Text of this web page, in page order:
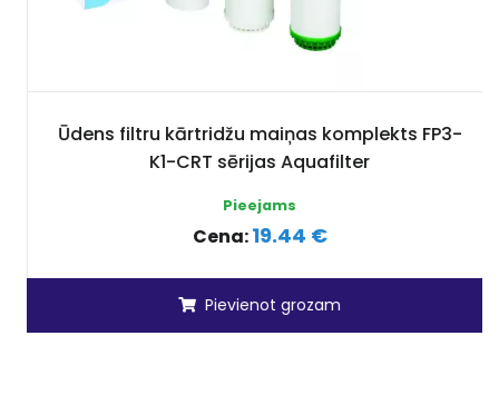
Ūdens filtru kārtridžu maiņas komplekts FP3-
K1-CRT sērijas Aquafilter
Pieejams
Cena:19.44 €
Pievienot grozam